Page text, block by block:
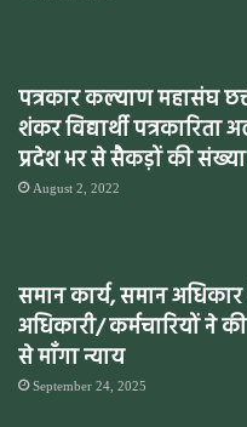
पत्रकार कल्याण महासंघ
शंकर विद्यार्थी
प्रदेश भर से सैकड़ों की
August 2, 2022
समान कार्य, समान
अधिकारी/ कर्मचारियों ने
से माँगा न्याय
September 24, 2025